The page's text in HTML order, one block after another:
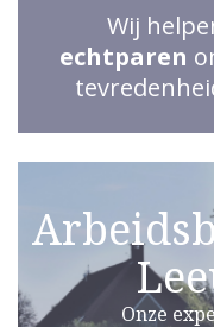
Wij
echtparen
Onze